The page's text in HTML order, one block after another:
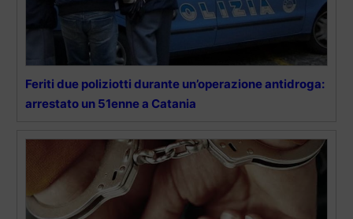
Feriti due poliziotti durante un’operazione antidroga:
arrestato un 51enne a Catania